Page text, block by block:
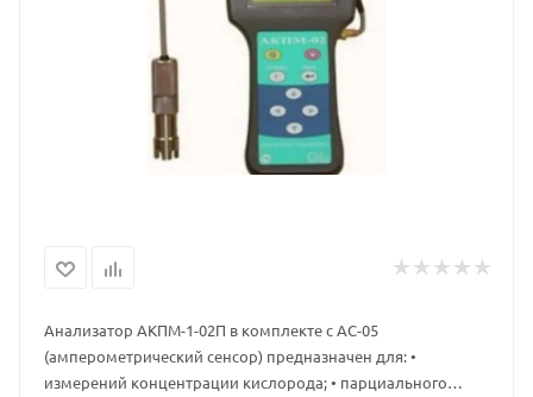
Анализатор АКПМ-1-02П в комплекте с АС-05
(амперометрический сенсор) предназначен для: •
измерений концентрации кислорода; • парциального